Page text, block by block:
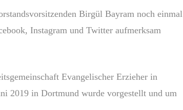
Birgül Bayram noch einmal
Instagram und Twitter aufmerksam
Evangelischer Erzieher in
2019 in Dortmund wurde vorgestellt und um